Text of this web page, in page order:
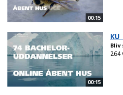
00:15
00:15
Bliv
264